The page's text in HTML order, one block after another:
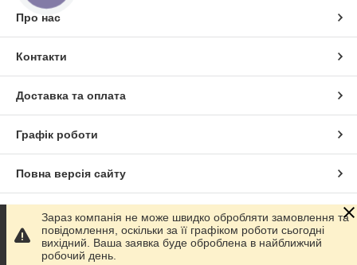
Про нас
Контакти
Доставка та оплата
Графік роботи
Повна версія сайту
Сайт створено на маркетплейсі Prom.ua
Політика конфіденційності
Зараз компанія не може швидко обробляти замовлення та
повідомлення, оскільки за її графіком роботи сьогодні
вихідний. Ваша заявка буде оброблена в найближчий
робочий день.